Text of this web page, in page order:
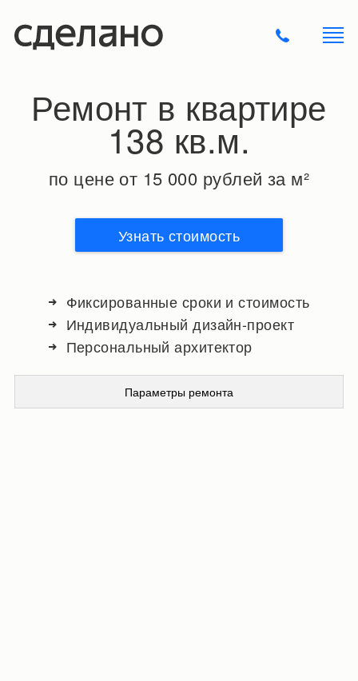
Ремонт в квартире
138 кв.м.
по цене от 15 000 рублей за м²
Узнать стоимость
Фиксированные сроки и стоимость
Индивидуальный дизайн-проект
Персональный архитектор
Параметры ремонта